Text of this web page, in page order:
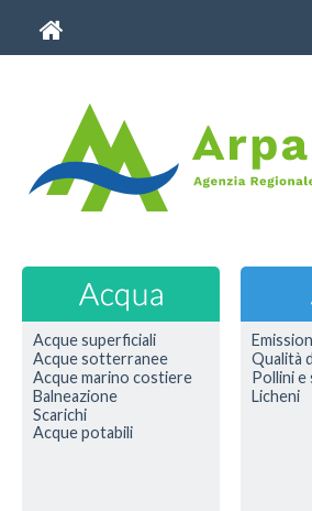
Acque superficiali
Acque sotterranee
Acque marino costiere
Balneazione
Scarichi
Acque potabili
Qualità
Pollini e
Licheni